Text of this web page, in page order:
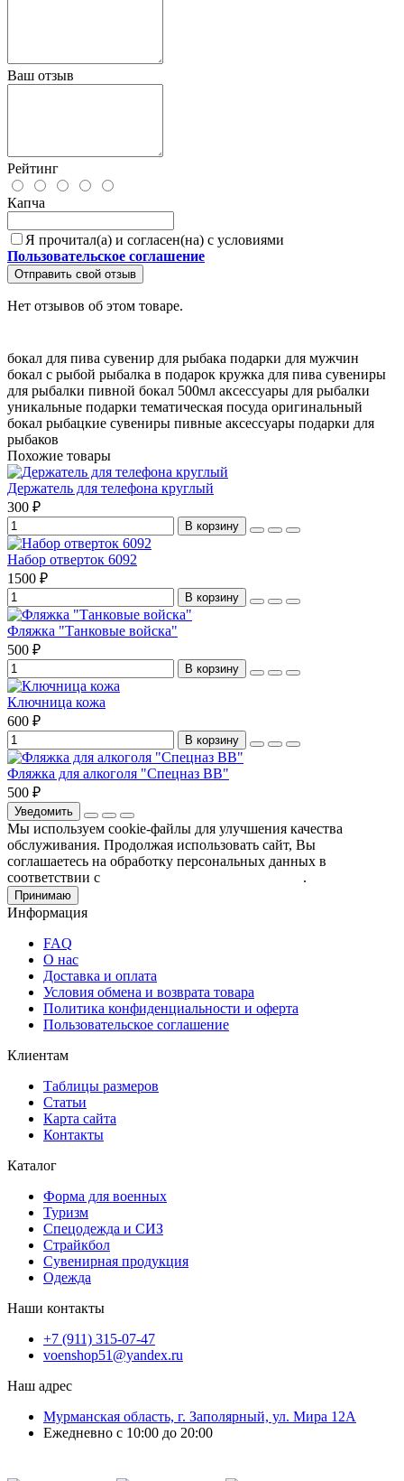
Ваш отзыв
Рейтинг
Капча
Я прочитал(а) и согласен(на) с условиями
Пользовательское соглашение
Отправить свой отзыв
Нет отзывов об этом товаре.
бокал для пива сувенир для рыбака подарки для мужчин
бокал с рыбой рыбалка в подарок кружка для пива сувениры
для рыбалки пивной бокал 500мл аксессуары для рыбалки
уникальные подарки тематическая посуда оригинальный
бокал рыбацкие сувениры пивные аксессуары подарки для
рыбаков
Похожие товары
Держатель для телефона круглый
300 ₽
В корзину
Набор отверток 6092
1500 ₽
В корзину
Фляжка "Танковые войска"
500 ₽
В корзину
Ключница кожа
600 ₽
В корзину
Фляжка для алкоголя "Спецназ ВВ"
500 ₽
Уведомить
Мы используем cookie-файлы для улучшения качества
обслуживания. Продолжая использовать сайт, Вы
соглашаетесь на обработку персональных данных в
соответствии с
.
Принимаю
Информация
FAQ
О нас
Доставка и оплата
Условия обмена и возврата товара
Политика конфиденциальности и оферта
Пользовательское соглашение
Клиентам
Таблицы размеров
Статьи
Карта сайта
Контакты
Каталог
Форма для военных
Туризм
Спецодежда и СИЗ
Страйкбол
Сувенирная продукция
Одежда
Наши контакты
+7 (911) 315-07-47
voenshop51@yandex.ru
Наш адрес
Мурманская область, г. Заполярный, ул. Мира 12А
Ежедневно с 10:00 до 20:00